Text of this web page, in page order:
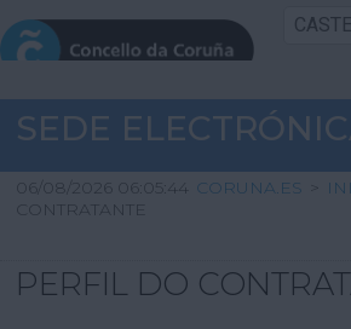
INICIO SEDE
INICIO
INFORMACIÓN
SEDE
06/08/2026 06:05:44 CORUNA.ES >
CONTRATANTE
PERFIL DO